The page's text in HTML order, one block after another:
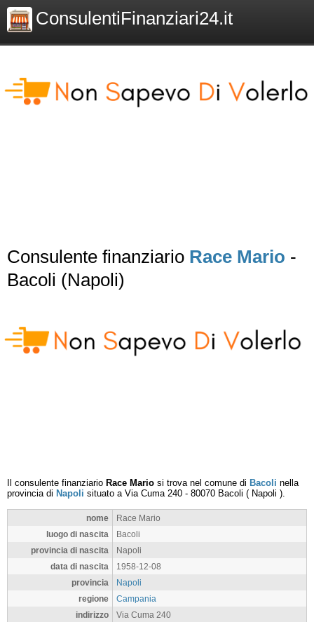
ConsulentiFinanziari24.it
Consulente finanziario Race Mario -
Bacoli (Napoli)
Il consulente finanziario Race Mario si trova nel comune di Bacoli nella
provincia di Napoli situato a Via Cuma 240 - 80070 Bacoli ( Napoli ).
nome
Race Mario
luogo di nascita
Bacoli
provincia di nascita
Napoli
data di nascita
1958-12-08
provincia
Napoli
regione
Campania
indirizzo
Via Cuma 240